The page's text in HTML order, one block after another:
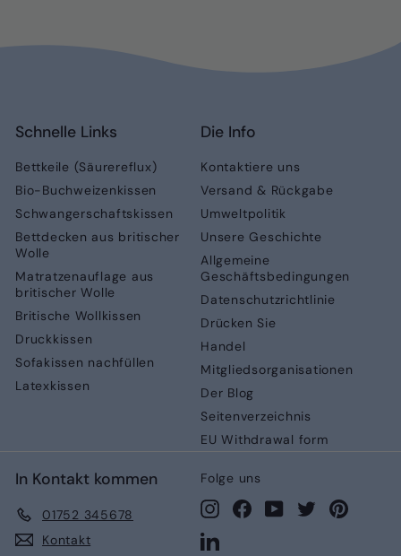
Schnelle Links
Bettkeile (Säurereflux)
Bio-Buchweizenkissen
Schwangerschaftskissen
Bettdecken aus britischer
Wolle
Matratzenauflage aus
britischer Wolle
Britische Wollkissen
Druckkissen
Sofakissen nachfüllen
Latexkissen
Die Info
Kontaktiere uns
Versand & Rückgabe
Umweltpolitik
Unsere Geschichte
Allgemeine
Geschäftsbedingungen
Datenschutzrichtlinie
Drücken Sie
Handel
Mitgliedsorganisationen
Der Blog
Seitenverzeichnis
EU Withdrawal form
In Kontakt kommen
01752 345678
Kontakt
Folge uns
InstagramFacebookYouTubeTwitter
LinkedIn